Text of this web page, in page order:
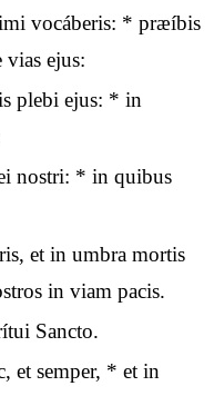
vocáberis: * præíbis
ejus:
plebi ejus: * in
nostri: * in quibus
et in umbra mortis
in viam pacis.
Sancto.
et semper, * et in